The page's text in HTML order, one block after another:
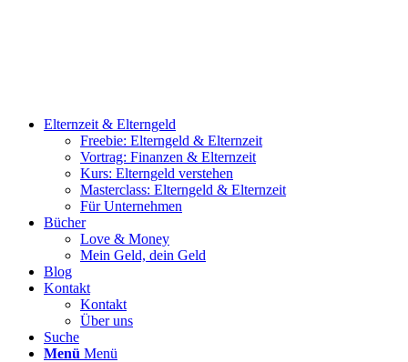
Elternzeit & Elterngeld
Freebie: Elterngeld & Elternzeit
Vortrag: Finanzen & Elternzeit
Kurs: Elterngeld verstehen
Masterclass: Elterngeld & Elternzeit
Für Unternehmen
Bücher
Love & Money
Mein Geld, dein Geld
Blog
Kontakt
Kontakt
Über uns
Suche
Menü Menü